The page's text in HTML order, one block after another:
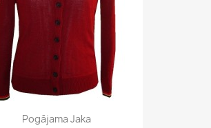
Pogājama Jaka